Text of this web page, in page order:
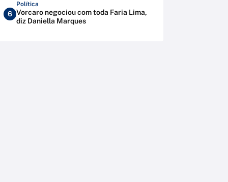
6
Política
Vorcaro negociou com toda Faria Lima,
diz Daniella Marques